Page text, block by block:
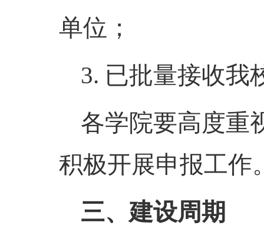
单位；
3. 已批量接收我
各学院要高度重
积极开展申报工作
三、建设周期